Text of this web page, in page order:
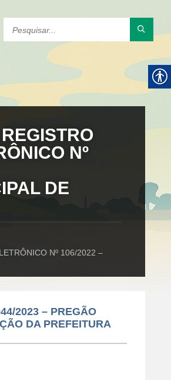
Nº
DE
Nº 106/2022 –
2023 – PREGÃO
DA PREFEITURA